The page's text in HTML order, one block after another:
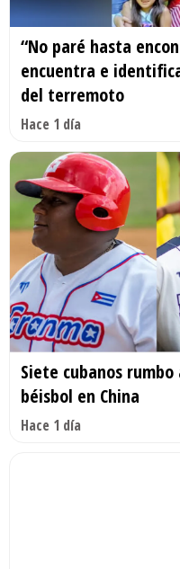
“No paré hasta
encuentra e
del terremoto
Hace 1 día
Siete cubanos
béisbol en China
Hace 1 día